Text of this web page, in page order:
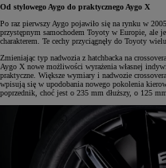
Od stylowego Aygo do praktycznego Aygo X
Po raz pierwszy Aygo pojawiło się na rynku w
przystępnym samochodem Toyoty w Europie, ale
charakterem. Te cechy przyciągnęły do Toyoty
Zmieniając typ nadwozia z hatchbacka na
Aygo X nowe możliwości wyrażenia własnej
praktyczne. Większe wymiary i nadwozie
wpisują się w upodobania nowego pokolenia
poprzednik, choć jest o 235 mm dłuższy, o 125